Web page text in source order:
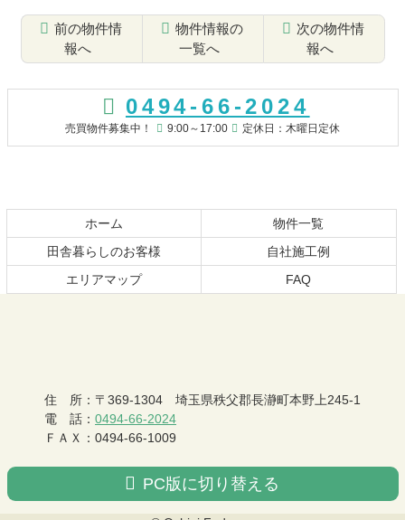
前の物件情
報へ
物件情報の
一覧へ
次の物件情
報へ
ン
ツ
頭
へ
ー
先
0494-66-2024
売買物件募集中！ 9:00～17:00 定休日：木曜日定休
ホーム
物件一覧
田舎暮らしのお客様
自社施工例
エリアマップ
FAQ
おちあい不動産
住 所 ： 〒369-1304 埼玉県秩父郡長瀞町本野上245-1
電 話 ： 0494-66-2024
ＦＡＸ ： 0494-66-1009
PC版に切り替える